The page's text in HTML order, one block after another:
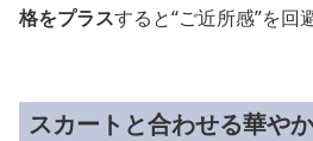
格をプラスすると“ご近所感”を回
スカートと合わせる華や